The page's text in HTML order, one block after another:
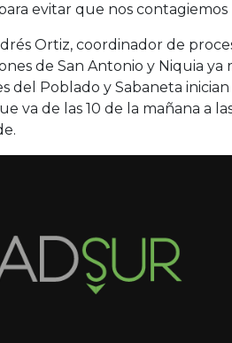
evitar que nos contagiemos
Ortiz, coordinador de
de San Antonio y Niquia
del Poblado y Sabaneta
va de las 10 de la mañana a